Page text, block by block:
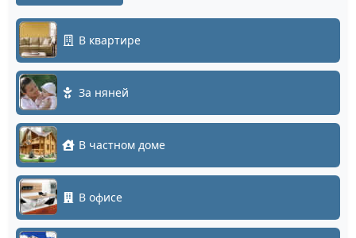
В квартире
За няней
В частном доме
В офисе